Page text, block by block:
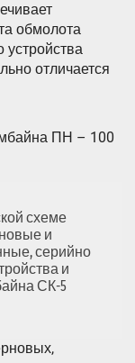
обмолота
устройства
отличается
ПН – 100
схеме
и
серийно
и
СК-5